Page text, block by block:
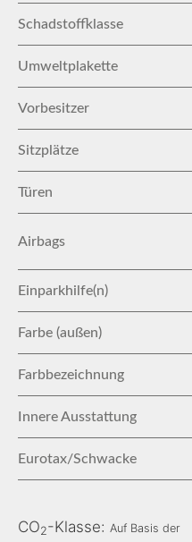
Schadstoffklasse
Umweltplakette
Vorbesitzer
Sitzplätze
Türen
Airbags
Einparkhilfe(n)
Farbe (außen)
Farbbezeichnung
Innere Ausstattung
Eurotax/Schwacke
CO2-Klasse: Auf Basis der